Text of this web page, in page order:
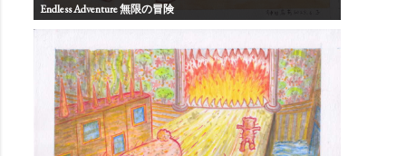
Endless Adventure 無限の冒険